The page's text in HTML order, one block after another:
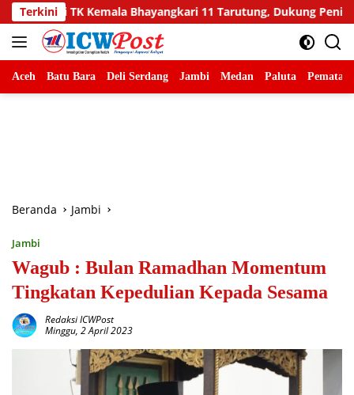
Langsung
ke
konten
Terkini 11 Tarutung, Dukung Peningkatan Kualitas
Aceh Batu Bara Deli Serdang Jambi Medan Paluta
Beranda Jambi
Jambi
Wagub : Bulan Ramadhan Momentum
Tingkatan Kepedulian Kepada Sesama
Redaksi ICWPost
Minggu, 2 April 2023